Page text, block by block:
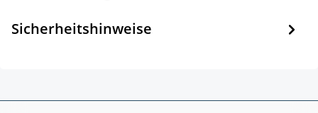
Sicherheitshinweise